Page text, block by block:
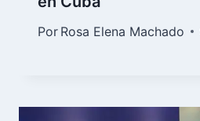
Por Rosa Elena Machado